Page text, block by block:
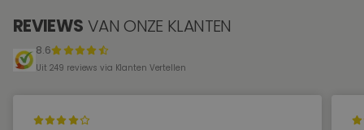
Tegelviewer
Reviews
REVIEWS VAN ONZE KLANTEN
8.6
Uit 249 reviews via Klanten Vertellen